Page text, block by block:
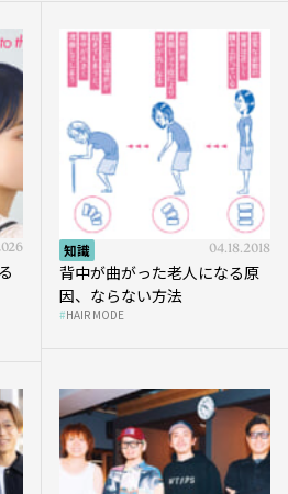
知識 04.18.2018
背中が曲がった老人になる原
因、ならない方法
HAIR MODE